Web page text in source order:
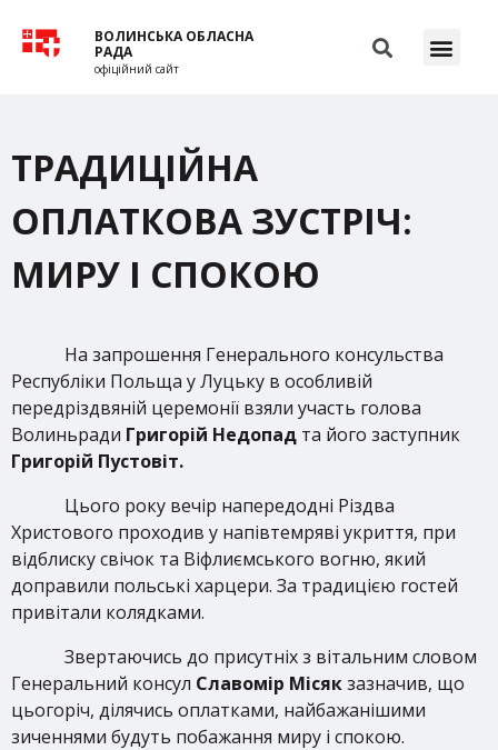
ВОЛИНСЬКА ОБЛАСНА
РАДА
офіційний сайт
ТРАДИЦІЙНА
ОПЛАТКОВА ЗУСТРІЧ:
МИРУ І СПОКОЮ
На запрошення Генерального консульства
Республіки Польща у Луцьку в особливій
передріздвяній церемонії взяли участь голова
Волиньради Григорій Недопад та його заступник
Григорій Пустовіт.
Цього року вечір напередодні Різдва
Христового проходив у напівтемряві укриття, при
відблиску свічок та Віфлиємського вогню, який
доправили польські харцери. За традицією гостей
привітали колядками.
Звертаючись до присутніх з вітальним словом
Генеральний консул Славомір Місякзазначив, що
цьогоріч, ділячись оплатками, найбажанішими
зиченнями будуть побажання миру і спокою.